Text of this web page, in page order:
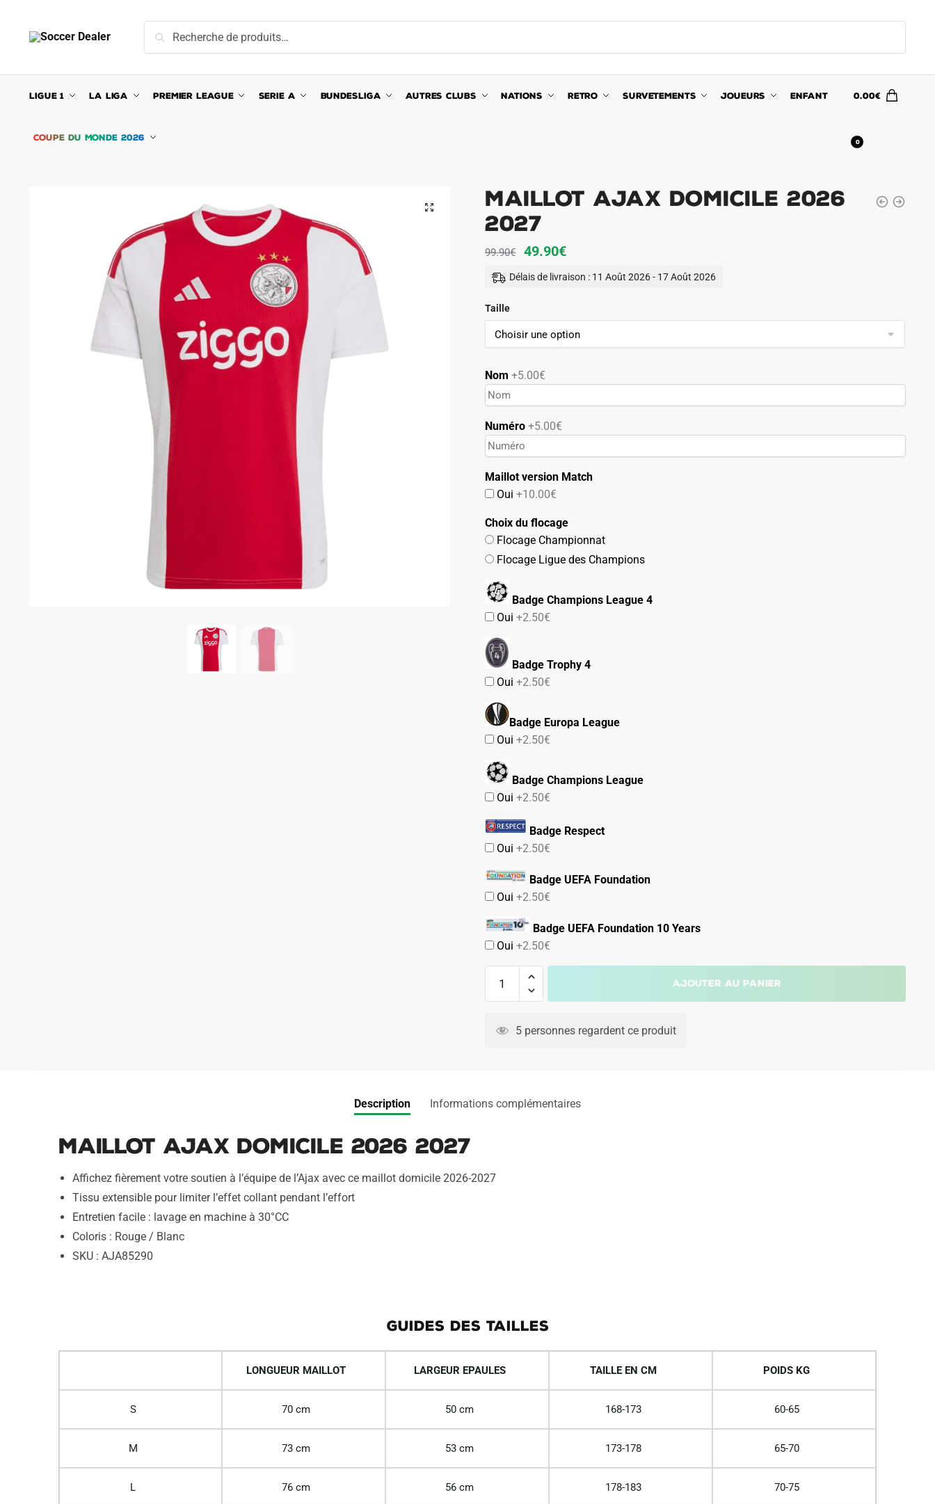
navigation
content
pour :
Recherche
LIGUE 1 LA LIGA PREMIER LEAGUE SERIE A BUNDESLIGA AUTRES CLUBS NATIONS RETRO SURVETEMENTS JOUEURS ENFANT
COUPE DU MONDE 2026
0.00€
0
🔍
Maillot Ajax Domicile 2026
2027
99.90€
Le
prix
99.90€.
49.90€Le
prix
49.90€.
Délais de livraison : 11 Août 2026 - 17 Août 2026
Taille
Nom +5.00€
Numéro+5.00€
Maillot version Match
Oui+10.00€
Choix du flocage
Flocage Championnat
Flocage Ligue des Champions
Badge Champions League 4
Oui+2.50€
Badge Trophy 4
Oui+2.50€
Badge Europa League
Oui+2.50€
Badge Champions League
Oui+2.50€
Badge Respect
Oui+2.50€
Badge UEFA Foundation
Oui+2.50€
Badge UEFA Foundation 10 Years
Oui+2.50€
Ajax
Ajouter au panier
e
5 personnes regardent ce produit
Description Informations complémentaires
Maillot Ajax Domicile 2026 2027
Affichez fièrement votre soutien à l’équipe de l’Ajax avec ce maillot domicile 2026-2027
Tissu extensible pour limiter l’effet collant pendant l’effort
Entretien facile : lavage en machine à 30°CC
Coloris : Rouge / Blanc
SKU : AJA85290
GUIDES DES TAILLES
LONGUEUR MAILLOT LARGEUR EPAULES TAILLE EN CM POIDS KG
S 70 cm 50 cm 168-173 60-65
M 73 cm 53 cm 173-178 65-70
L 76 cm 56 cm 178-183 70-75